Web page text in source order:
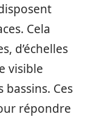
Cela
d’échelles
visible
Ces
répondre